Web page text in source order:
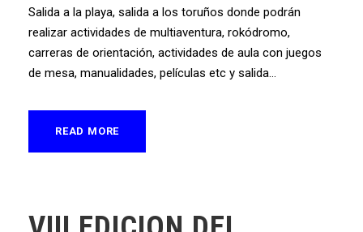
Salida a la playa, salida a los toruños donde podrán
realizar actividades de multiaventura, rokódromo,
carreras de orientación, actividades de aula con juegos
de mesa, manualidades, películas etc y salida...
READ MORE